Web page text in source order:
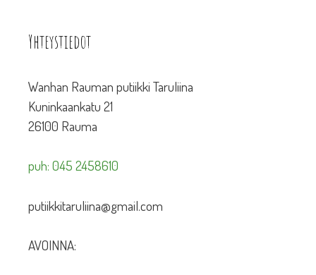
Yhteystiedot
Wanhan Rauman putiikki Taruliina
Kuninkaankatu 21
26100 Rauma
puh: 045 2458610
putiikkitaruliina@gmail.com
AVOINNA: